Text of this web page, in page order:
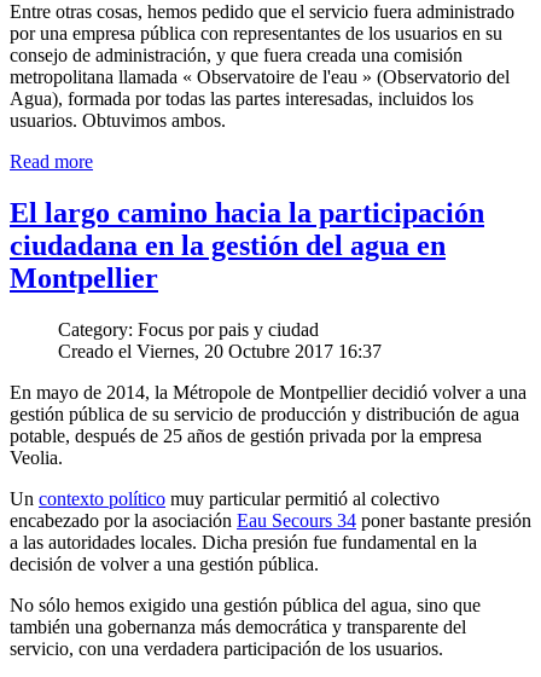
Entre otras cosas, hemos pedido que el servicio fuera administrado
por una empresa pública con representantes de los usuarios en su
consejo de administración, y que fuera creada una comisión
metropolitana llamada « Observatoire de l'eau » (Observatorio del
Agua), formada por todas las partes interesadas, incluidos los
usuarios. Obtuvimos ambos.
Read more
El largo camino hacia la participación
ciudadana en la gestión del agua en
Montpellier
Category: Focus por pais y ciudad
Creado el Viernes, 20 Octubre 2017 16:37
En mayo de 2014, la Métropole de Montpellier decidió volver a una
gestión pública de su servicio de producción y distribución de agua
potable, después de 25 años de gestión privada por la empresa
Veolia.
Un contexto político muy particular permitió al colectivo
encabezado por la asociación Eau Secours 34 poner bastante presión
a las autoridades locales. Dicha presión fue fundamental en la
decisión de volver a una gestión pública.
No sólo hemos exigido una gestión pública del agua, sino que
también una gobernanza más democrática y transparente del
servicio, con una verdadera participación de los usuarios.